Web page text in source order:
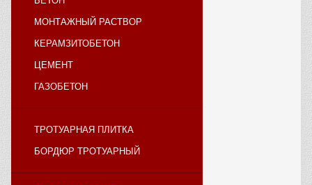
МОНТАЖНЫЙ РАСТВОР
КЕРАМЗИТОБЕТОН
ЦЕМЕНТ
ГАЗОБЕТОН
ТРОТУАРНАЯ ПЛИТКА
БОРДЮР ТРОТУАРНЫЙ